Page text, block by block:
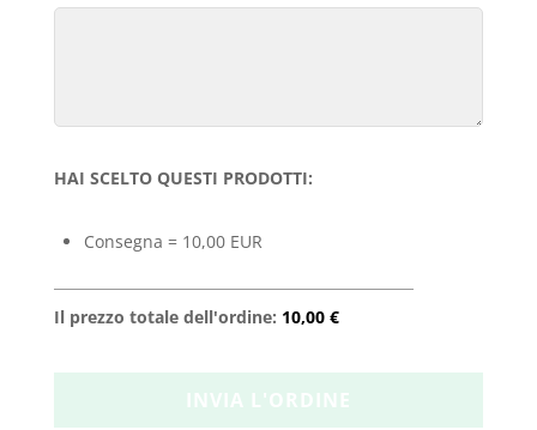
HAI SCELTO QUESTI PRODOTTI:
Consegna = 10,00 EUR
Il prezzo totale dell'ordine: 10,00 €